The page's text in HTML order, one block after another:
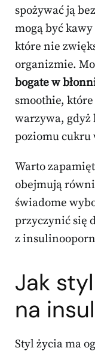
spożywać ją
mogą być
które nie
organizmie.
bogate w
smoothie,
warzywa, gdyż
poziomu cukru
Warto
obejmują
świadome
przyczynić się
z
Jak
na
Styl życia ma